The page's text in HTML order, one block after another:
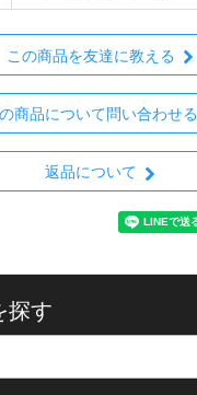
この商品を友達に教える
商品について問い合わせる
返品について
探す